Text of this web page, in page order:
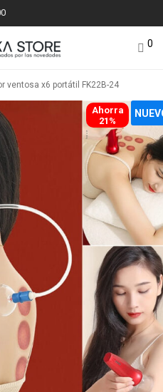
0
ventosa x6 portátil FK22B-24
Ahorra
21%